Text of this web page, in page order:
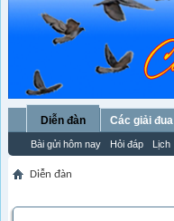
Diễn đàn
Bài gửi hôm nay Hỏi đáp Lịch
Các giải đua
Diễn đàn